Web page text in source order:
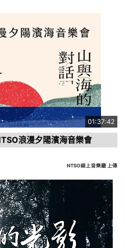
01:37:42
浪漫夕陽濱海音樂會
NTSO線上音樂廳 上傳